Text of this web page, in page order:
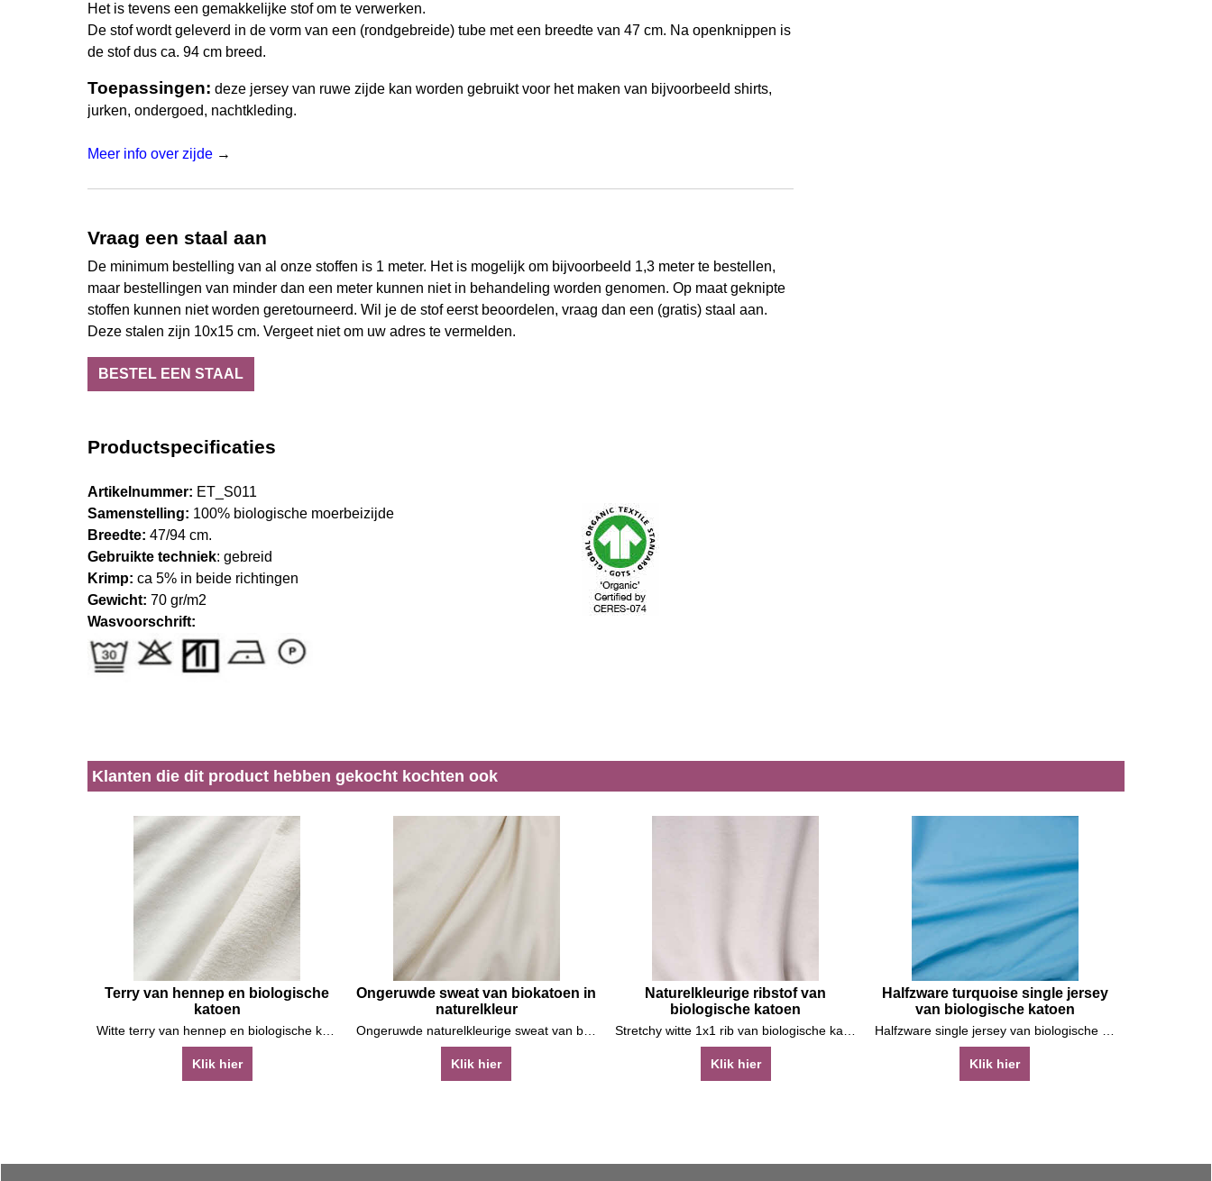
Het is tevens een gemakkelijke stof om te verwerken.
De stof wordt geleverd in de vorm van een (rondgebreide) tube met een breedte van 47 cm. Na openknippen is
de stof dus ca. 94 cm breed.
Toepassingen: deze jersey van ruwe zijde kan worden gebruikt voor het maken van bijvoorbeeld shirts,
jurken, ondergoed, nachtkleding.
Meer info over zijde →
Vraag een staal aan
De minimum bestelling van al onze stoffen is 1 meter. Het is mogelijk om bijvoorbeeld 1,3 meter te bestellen,
maar bestellingen van minder dan een meter kunnen niet in behandeling worden genomen. Op maat geknipte
stoffen kunnen niet worden geretourneerd. Wil je de stof eerst beoordelen, vraag dan een (gratis) staal aan.
Deze stalen zijn 10x15 cm. Vergeet niet om uw adres te vermelden.
BESTEL EEN STAAL
Productspecificaties
Artikelnummer: ET_S011
Samenstelling: 100% biologische moerbeizijde
Breedte: 47/94 cm.
Gebruikte techniek: gebreid
Krimp: ca 5% in beide richtingen
Gewicht: 70 gr/m2
Wasvoorschrift:
Klanten die dit product hebben gekocht kochten ook
Terry van hennep en biologische
katoen
Witte terry van hennep en biologische katoen
Klik hier
Ongeruwde sweat van biokatoen in
naturelkleur
Ongeruwde naturelkleurige sweat van biokatoen
Klik hier
Naturelkleurige ribstof van
biologische katoen
Stretchy witte 1x1 rib van biologische katoen
Klik hier
Halfzware turquoise single jersey
van biologische katoen
Halfzware single jersey van biologische katoen
Klik hier